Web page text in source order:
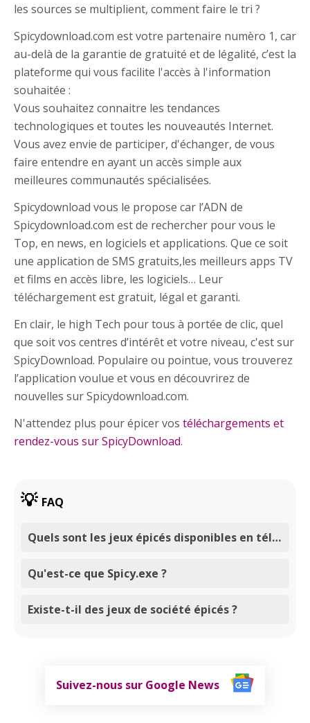
les sources se multiplient, comment faire le tri ?
Spicydownload.com est votre partenaire numèro 1, car
au-delà de la garantie de gratuité et de légalité, c’est la
plateforme qui vous facilite l'accès à l'information
souhaitée :
Vous souhaitez connaitre les tendances
technologiques et toutes les nouveautés Internet.
Vous avez envie de participer, d'échanger, de vous
faire entendre en ayant un accès simple aux
meilleures communautés spécialisées.
Spicydownload vous le propose car l’ADN de
Spicydownload.com est de rechercher pour vous le
Top, en news, en logiciels et applications. Que ce soit
une application de SMS gratuits,les meilleurs apps TV
et films en accès libre, les logiciels… Leur
téléchargement est gratuit, légal et garanti.
En clair, le high Tech pour tous à portée de clic, quel
que soit vos centres d’intérêt et votre niveau, c'est sur
SpicyDownload. Populaire ou pointue, vous trouverez
l’application voulue et vous en découvrirez de
nouvelles sur Spicydownload.com.
N'attendez plus pour épicer vos téléchargements et
rendez-vous sur SpicyDownload.
FAQ
Quels sont les jeux épicés disponibles en téléchargement ?
Qu'est-ce que Spicy.exe ?
Existe-t-il des jeux de société épicés ?
Suivez-nous sur Google News